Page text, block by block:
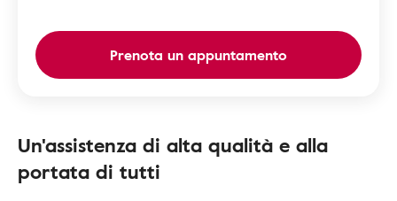
Prenota un appuntamento
Un'assistenza di alta qualità e alla
portata di tutti